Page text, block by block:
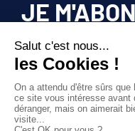
JE
Pour bénéficier
Prix unique 180€/